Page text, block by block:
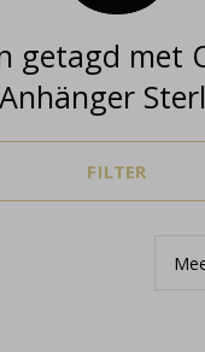
getagd met
FILTER